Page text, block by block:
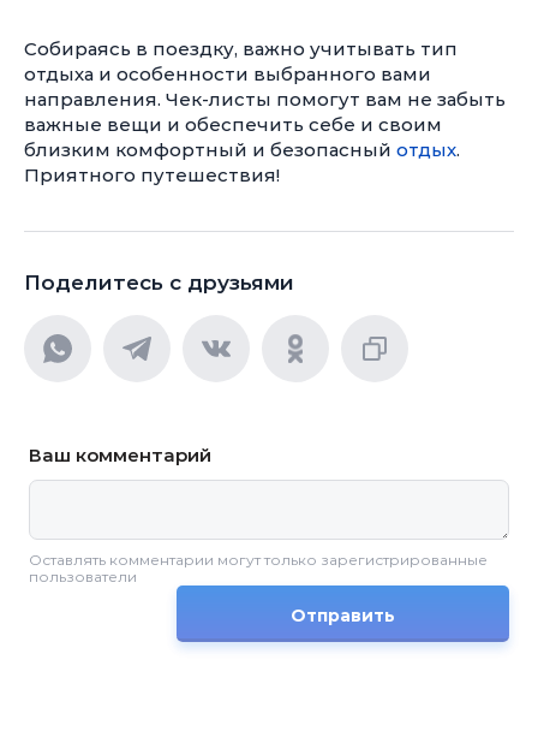
Собираясь в поездку, важно учитывать тип
отдыха и особенности выбранного вами
направления. Чек-листы помогут вам не забыть
важные вещи и обеспечить себе и своим
близким комфортный и безопасный отдых.
Приятного путешествия!
Поделитесь с друзьями
Ваш комментарий
Оставлять комментарии могут только зарегистрированные
пользователи
Отправить